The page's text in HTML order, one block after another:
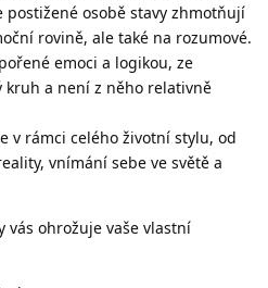
postižené osobě stavy zhmotňují
rovině, ale také na rozumové.
emoci a logikou, ze
kruh a není z něho relativně
v rámci celého životní stylu, od
vnímání sebe ve světě a
vás ohrožuje vaše vlastní